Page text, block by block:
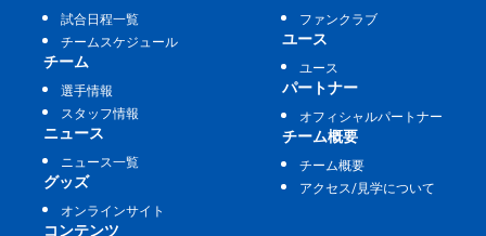
試合日程一覧
チームスケジュール
チーム
選手情報
スタッフ情報
ニュース
ニュース一覧
グッズ
オンラインサイト
ファンクラブ
ユース
ユース
パートナー
オフィシャルパートナー
チーム概要
チーム概要
アクセス/見学について
コンテンツ